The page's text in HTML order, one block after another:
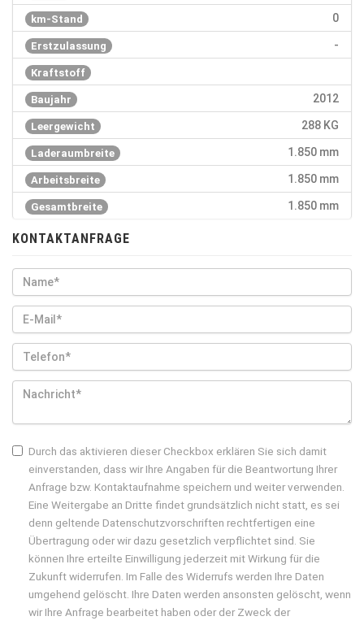
km-Stand 0
Erstzulassung -
Kraftstoff
Baujahr 2012
Leergewicht 288 KG
Laderaumbreite 1.850 mm
Arbeitsbreite 1.850 mm
Gesamtbreite 1.850 mm
KONTAKTANFRAGE
Durch das aktivieren dieser Checkbox erklären Sie sich damit
einverstanden, dass wir Ihre Angaben für die Beantwortung Ihrer
Anfrage bzw. Kontaktaufnahme speichern und weiter verwenden.
Eine Weitergabe an Dritte findet grundsätzlich nicht statt, es sei
denn geltende Datenschutzvorschriften rechtfertigen eine
Übertragung oder wir dazu gesetzlich verpflichtet sind. Sie
können Ihre erteilte Einwilligung jederzeit mit Wirkung für die
Zukunft widerrufen. Im Falle des Widerrufs werden Ihre Daten
umgehend gelöscht. Ihre Daten werden ansonsten gelöscht, wenn
wir Ihre Anfrage bearbeitet haben oder der Zweck der